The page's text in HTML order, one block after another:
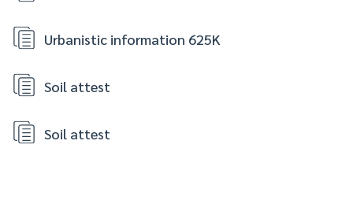
Urbanistic information 625K
Soil attest
Soil attest